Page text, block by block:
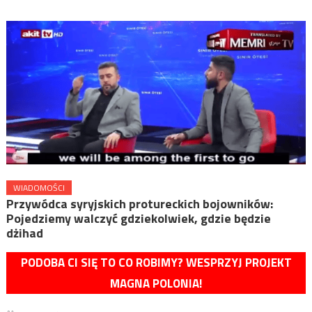
WIADOMOŚCI
Przywódca syryjskich protureckich bojowników:
Pojedziemy walczyć gdziekolwiek, gdzie będzie
dżihad
PODOBA CI SIĘ TO CO ROBIMY? WESPRZYJ PROJEKT
MAGNA POLONIA!